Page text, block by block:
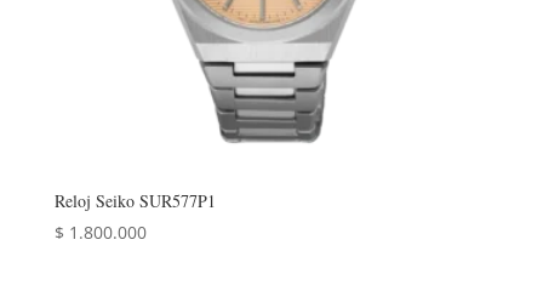
Reloj Seiko SUR577P1
$ 1.800.000